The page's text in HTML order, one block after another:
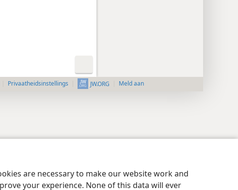
are necessary to make our website work and
your experience. None of this data will ever
Privaatheidsinstellings JW.ORG Meld aan